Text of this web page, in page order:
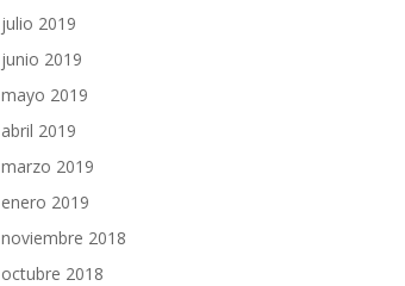
julio 2019
junio 2019
mayo 2019
abril 2019
marzo 2019
enero 2019
noviembre 2018
octubre 2018